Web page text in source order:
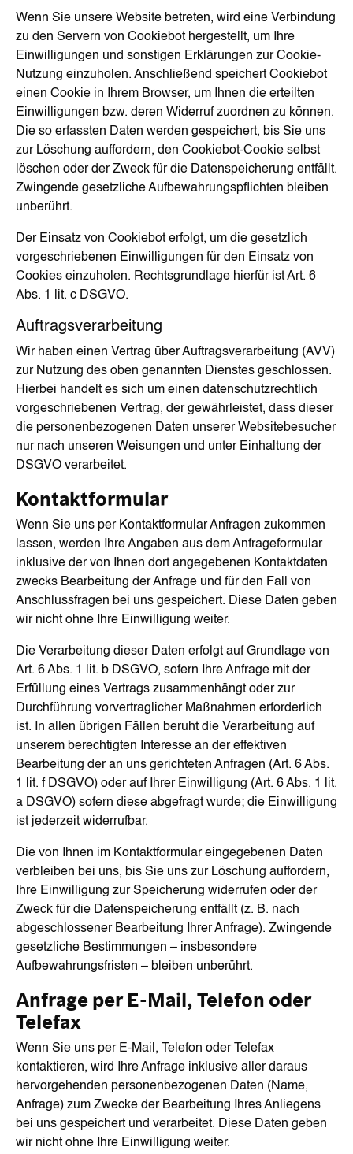
Wenn Sie unsere Website betreten, wird eine Verbindung
zu den Servern von Cookiebot hergestellt, um Ihre
Einwilligungen und sonstigen Erklärungen zur Cookie-
Nutzung einzuholen. Anschließend speichert Cookiebot
einen Cookie in Ihrem Browser, um Ihnen die erteilten
Einwilligungen bzw. deren Widerruf zuordnen zu können.
Die so erfassten Daten werden gespeichert, bis Sie uns
zur Löschung auffordern, den Cookiebot-Cookie selbst
löschen oder der Zweck für die Datenspeicherung entfällt.
Zwingende gesetzliche Aufbewahrungspflichten bleiben
unberührt.
Der Einsatz von Cookiebot erfolgt, um die gesetzlich
vorgeschriebenen Einwilligungen für den Einsatz von
Cookies einzuholen. Rechtsgrundlage hierfür ist Art. 6
Abs. 1 lit. c DSGVO.
Auftragsverarbeitung
Wir haben einen Vertrag über Auftragsverarbeitung (AVV)
zur Nutzung des oben genannten Dienstes geschlossen.
Hierbei handelt es sich um einen datenschutzrechtlich
vorgeschriebenen Vertrag, der gewährleistet, dass dieser
die personenbezogenen Daten unserer Websitebesucher
nur nach unseren Weisungen und unter Einhaltung der
DSGVO verarbeitet.
Kontaktformular
Wenn Sie uns per Kontaktformular Anfragen zukommen
lassen, werden Ihre Angaben aus dem Anfrageformular
inklusive der von Ihnen dort angegebenen Kontaktdaten
zwecks Bearbeitung der Anfrage und für den Fall von
Anschlussfragen bei uns gespeichert. Diese Daten geben
wir nicht ohne Ihre Einwilligung weiter.
Die Verarbeitung dieser Daten erfolgt auf Grundlage von
Art. 6 Abs. 1 lit. b DSGVO, sofern Ihre Anfrage mit der
Erfüllung eines Vertrags zusammenhängt oder zur
Durchführung vorvertraglicher Maßnahmen erforderlich
ist. In allen übrigen Fällen beruht die Verarbeitung auf
unserem berechtigten Interesse an der effektiven
Bearbeitung der an uns gerichteten Anfragen (Art. 6 Abs.
1 lit. f DSGVO) oder auf Ihrer Einwilligung (Art. 6 Abs. 1 lit.
a DSGVO) sofern diese abgefragt wurde; die Einwilligung
ist jederzeit widerrufbar.
Die von Ihnen im Kontaktformular eingegebenen Daten
verbleiben bei uns, bis Sie uns zur Löschung auffordern,
Ihre Einwilligung zur Speicherung widerrufen oder der
Zweck für die Datenspeicherung entfällt (z. B. nach
abgeschlossener Bearbeitung Ihrer Anfrage). Zwingende
gesetzliche Bestimmungen – insbesondere
Aufbewahrungsfristen – bleiben unberührt.
Anfrage per E-Mail, Telefon oder
Telefax
Wenn Sie uns per E-Mail, Telefon oder Telefax
kontaktieren, wird Ihre Anfrage inklusive aller daraus
hervorgehenden personenbezogenen Daten (Name,
Anfrage) zum Zwecke der Bearbeitung Ihres Anliegens
bei uns gespeichert und verarbeitet. Diese Daten geben
wir nicht ohne Ihre Einwilligung weiter.